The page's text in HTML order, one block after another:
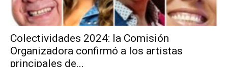
Colectividades 2024: la Comisión
Organizadora confirmó a los artistas
principales de...